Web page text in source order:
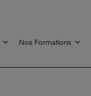
Nos Formations